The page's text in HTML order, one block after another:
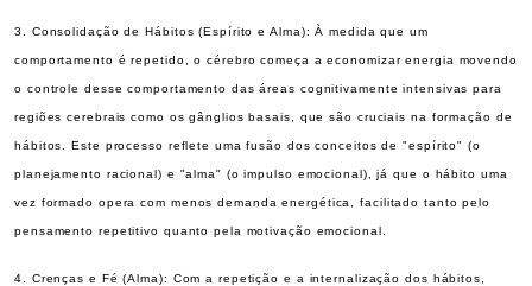
3. Consolidação de Hábitos (Espírito e Alma): À medida que um
comportamento é repetido, o cérebro começa a economizar energia movendo
o controle desse comportamento das áreas cognitivamente intensivas para
regiões cerebrais como os gânglios basais, que são cruciais na formação de
hábitos. Este processo reflete uma fusão dos conceitos de "espírito" (o
planejamento racional) e "alma" (o impulso emocional), já que o hábito uma
vez formado opera com menos demanda energética, facilitado tanto pelo
pensamento repetitivo quanto pela motivação emocional.
4. Crenças e Fé (Alma): Com a repetição e a internalização dos hábitos,